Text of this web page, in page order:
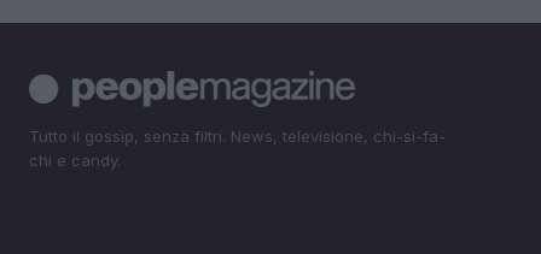
Tutto il gossip, senza filtri. News, televisione, chi-si-fa-
chi e candy.